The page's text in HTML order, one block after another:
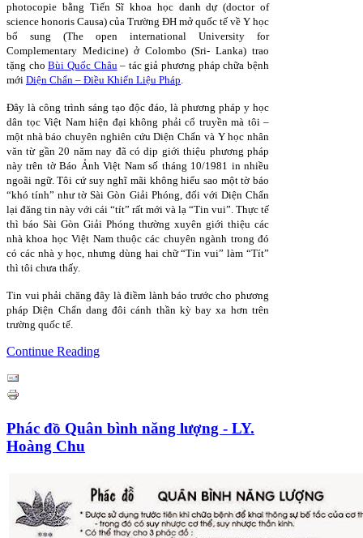
photocopie bằng Tiến Sĩ khoa học danh dự (doctor of
science honoris Causa) của Trường ĐH mở quốc tế về Y học
bổ sung (The open international University for
Complementary Medicine) ở Colombo (Sri- Lanka) trao
tặng choBùi Quốc Châu– tác giả phương pháp chữa bệnh
mới Diện Chẩn – Điều Khiển Liệu Pháp.
Đây là công trình sáng tạo độc đáo, là phương pháp y học
dân tọc Việt Nam hiện đại không phải cổ truyền mà tôi –
một nhà báo chuyên nghiên cứu Diện Chẩn và Y học nhân
văn từ gần 20 năm nay đã có dịp giới thiệu phương pháp
này trên tờ Báo Ảnh Việt Nam số tháng 10/1981 in nhiều
ngoãi ngữ. Tôi cứ suy nghĩ mãi không hiểu sao một tờ báo
“khó tính” như tờ Sài Gòn Giải Phóng, đối với Diện Chẩn
lại đăng tin này với cái “tít” rất mới và lạ “Tin vui”. Thực tế
thì báo Sài Gòn Giải Phóng thường xuyên giới thiệu các
nhà khoa học Việt Nam thuộc các chuyên ngành trong đó
có các nhà y học, nhưng dùng hai chữ “Tin vui” làm “Tít”
thì tôi chưa thấy.
Tin vui phải chăng đây là điềm lành báo trước cho phương
pháp Diện Chẩn dang đôi cánh thần kỳ bay xa hơn trên
trường quốc tế.
Continue Reading
Phác đồ Quân bình năng lượng - LY.
Hoàng Chu